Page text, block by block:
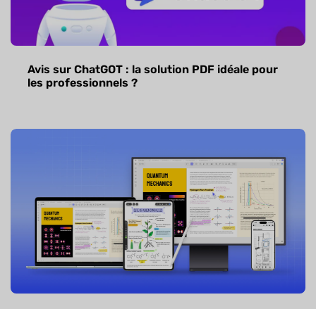
Avis sur ChatGOT : la solution PDF idéale pour
les professionnels ?